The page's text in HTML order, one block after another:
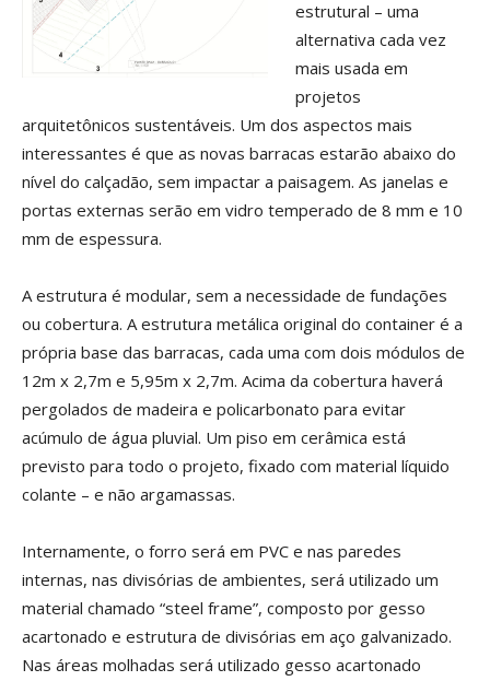
estrutural – uma
alternativa cada vez
mais usada em
projetos
arquitetônicos sustentáveis. Um dos aspectos mais
interessantes é que as novas barracas estarão abaixo do
nível do calçadão, sem impactar a paisagem. As janelas e
portas externas serão em vidro temperado de 8 mm e 10
mm de espessura.
A estrutura é modular, sem a necessidade de fundações
ou cobertura. A estrutura metálica original do container é a
própria base das barracas, cada uma com dois módulos de
12m x 2,7m e 5,95m x 2,7m. Acima da cobertura haverá
pergolados de madeira e policarbonato para evitar
acúmulo de água pluvial. Um piso em cerâmica está
previsto para todo o projeto, fixado com material líquido
colante – e não argamassas.
Internamente, o forro será em PVC e nas paredes
internas, nas divisórias de ambientes, será utilizado um
material chamado “steel frame”, composto por gesso
acartonado e estrutura de divisórias em aço galvanizado.
Nas áreas molhadas será utilizado gesso acartonado